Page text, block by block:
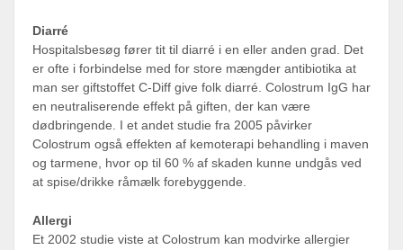
Diarré
Hospitalsbesøg fører tit til diarré i en eller anden grad. Det
er ofte i forbindelse med for store mængder antibiotika at
man ser giftstoffet C-Diff give folk diarré. Colostrum IgG har
en neutraliserende effekt på giften, der kan være
dødbringende. I et andet studie fra 2005 påvirker
Colostrum også effekten af kemoterapi behandling i maven
og tarmene, hvor op til 60 % af skaden kunne undgås ved
at spise/drikke råmælk forebyggende.
Allergi
Et 2002 studie viste at Colostrum kan modvirke allergier